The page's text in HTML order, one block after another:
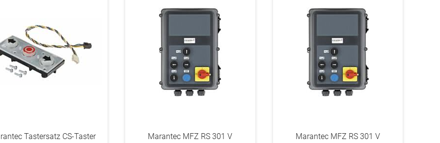
Tastersatz CS-Taster
Marantec MFZ RS 301 V
Marantec MFZ RS 301 V